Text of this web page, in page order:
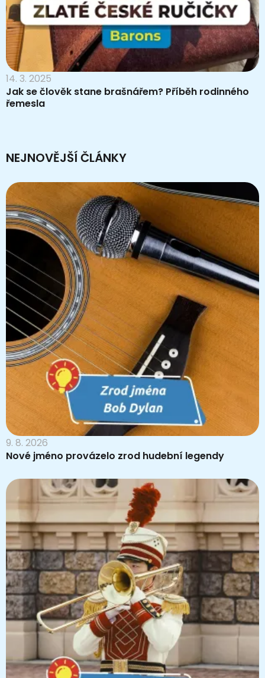
14. 3. 2025
Jak se člověk stane brašnářem? Příběh rodinného
řemesla
NEJNOVĚJŠÍ ČLÁNKY
9. 8. 2026
Nové jméno provázelo zrod hudební legendy